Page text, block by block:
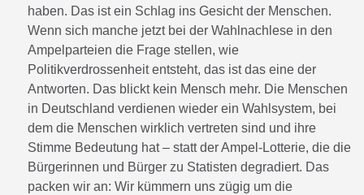
haben. Das ist ein Schlag ins Gesicht der Menschen.
Wenn sich manche jetzt bei der Wahlnachlese in den
Ampelparteien die Frage stellen, wie
Politikverdrossenheit entsteht, das ist das eine der
Antworten. Das blickt kein Mensch mehr. Die Menschen
in Deutschland verdienen wieder ein Wahlsystem, bei
dem die Menschen wirklich vertreten sind und ihre
Stimme Bedeutung hat – statt der Ampel-Lotterie, die die
Bürgerinnen und Bürger zu Statisten degradiert. Das
packen wir an: Wir kümmern uns zügig um die